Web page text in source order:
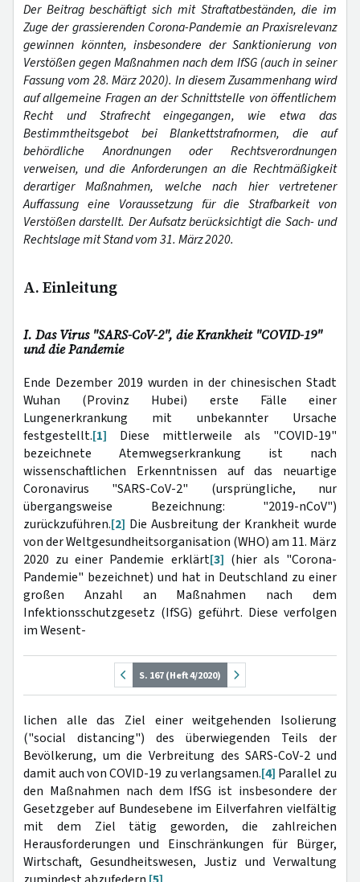
Der Beitrag beschäftigt sich mit Straftatbeständen, die im
Zuge der grassierenden Corona-Pandemie an Praxisrelevanz
gewinnen könnten, insbesondere der Sanktionierung von
Verstößen gegen Maßnahmen nach dem IfSG (auch in seiner
Fassung vom 28. März 2020). In diesem Zusammenhang wird
auf allgemeine Fragen an der Schnittstelle von öffentlichem
Recht und Strafrecht eingegangen, wie etwa das
Bestimmtheitsgebot bei Blankettstrafnormen, die auf
behördliche Anordnungen oder Rechtsverordnungen
verweisen, und die Anforderungen an die Rechtmäßigkeit
derartiger Maßnahmen, welche nach hier vertretener
Auffassung eine Voraussetzung für die Strafbarkeit von
Verstößen darstellt. Der Aufsatz berücksichtigt die Sach- und
Rechtslage mit Stand vom 31. März 2020.
A. Einleitung
I. Das Virus "SARS-CoV-2", die Krankheit "COVID-19"
und die Pandemie
Ende Dezember 2019 wurden in der chinesischen Stadt
Wuhan (Provinz Hubei) erste Fälle einer
Lungenerkrankung mit unbekannter Ursache
festgestellt.[1] Diese mittlerweile als "COVID-19"
bezeichnete Atemwegserkrankung ist nach
wissenschaftlichen Erkenntnissen auf das neuartige
Coronavirus "SARS-CoV-2" (ursprüngliche, nur
übergangsweise Bezeichnung: "2019-nCoV")
zurückzuführen.[2] Die Ausbreitung der Krankheit wurde
von der Weltgesundheitsorganisation (WHO) am 11. März
2020 zu einer Pandemie erklärt[3] (hier als "Corona-
Pandemie" bezeichnet) und hat in Deutschland zu einer
großen Anzahl an Maßnahmen nach dem
Infektionsschutzgesetz (IfSG) geführt. Diese verfolgen
im Wesent-
S. 167 (Heft 4/2020)
lichen alle das Ziel einer weitgehenden Isolierung
("social distancing") des überwiegenden Teils der
Bevölkerung, um die Verbreitung des SARS-CoV-2 und
damit auch von COVID-19 zu verlangsamen.[4] Parallel zu
den Maßnahmen nach dem IfSG ist insbesondere der
Gesetzgeber auf Bundesebene im Eilverfahren vielfältig
mit dem Ziel tätig geworden, die zahlreichen
Herausforderungen und Einschränkungen für Bürger,
Wirtschaft, Gesundheitswesen, Justiz und Verwaltung